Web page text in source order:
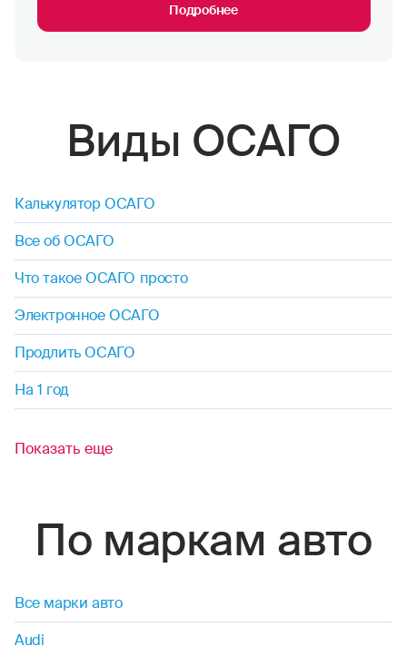
Подробнее
Виды ОСАГО
Калькулятор ОСАГО
Все об ОСАГО
Что такое ОСАГО просто
Электронное ОСАГО
Продлить ОСАГО
На 1 год
Показать еще
По маркам авто
Все марки авто
Audi